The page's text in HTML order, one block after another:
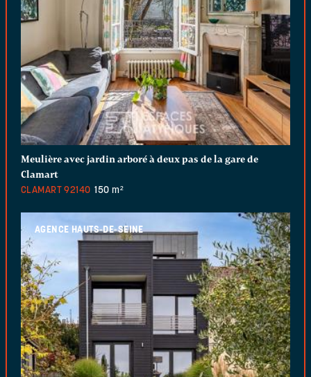
Meulière avec jardin arboré à deux pas de la gare de
Clamart
CLAMART 92140 150 m²
AGENCE HAUTS-DE-SEINE